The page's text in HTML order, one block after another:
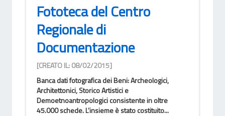
Fototeca del Centro
Regionale di
Documentazione
[CREATO IL: 08/02/2015]
Banca dati fotografica dei Beni: Archeologici,
Architettonici, Storico Artistici e
Demoetnoantropologici consistente in oltre
45.000 schede. L’insieme è stato costituito...